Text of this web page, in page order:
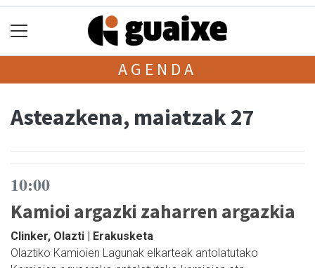
AGENDA
Asteazkena, maiatzak 27
10:00
Kamioi argazki zaharren argazkia
Clinker, Olazti | Erakusketa
Olaztiko Kamioien Lagunak elkarteak antolatutako